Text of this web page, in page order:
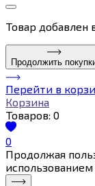
Товар добавлен
Продолжить
Перейти в
Корзина
Товаров: 0
0
Продолжая
использованием